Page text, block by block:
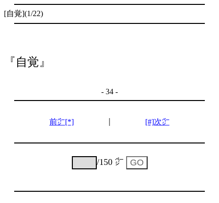
[自覚](1/22)
『自覚』
- 34 -
前㌻[*] [#]次㌻
/150 ㌻